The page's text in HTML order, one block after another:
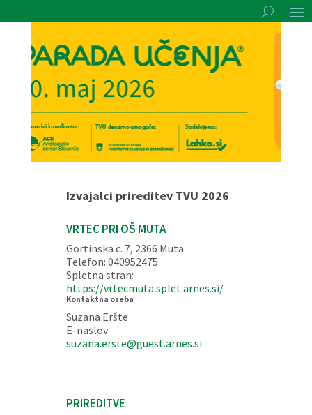
Izvajalci prireditev TVU 2026
VRTEC PRI OŠ MUTA
Gortinska c. 7, 2366 Muta
Telefon: 040952475
Spletna stran:
https://vrtecmuta.splet.arnes.si/
Kontaktna oseba
Suzana Eršte
E-naslov:
suzana.erste@guest.arnes.si
PRIREDITVE